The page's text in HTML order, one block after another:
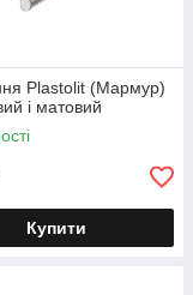
Plastolit (Мармур)
і матовий
Купити